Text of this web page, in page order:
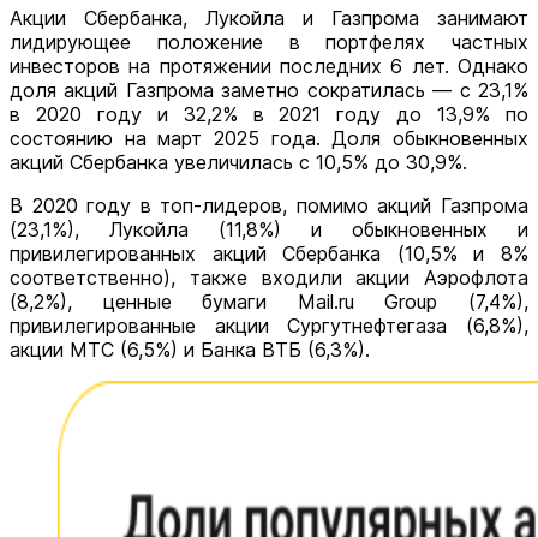
Акции Сбербанка, Лукойла и Газпрома занимают
лидирующее положение в портфелях частных
инвесторов на протяжении последних 6 лет. Однако
доля акций Газпрома заметно сократилась — с 23,1%
в 2020 году и 32,2% в 2021 году до 13,9% по
состоянию на март 2025 года. Доля обыкновенных
акций Сбербанка увеличилась с 10,5% до 30,9%.
В 2020 году в топ-лидеров, помимо акций Газпрома
(23,1%), Лукойла (11,8%) и обыкновенных и
привилегированных акций Сбербанка (10,5% и 8%
соответственно), также входили акции Аэрофлота
(8,2%), ценные бумаги Mail.ru Group (7,4%),
привилегированные акции Сургутнефтегаза (6,8%),
акции МТС (6,5%) и Банка ВТБ (6,3%).